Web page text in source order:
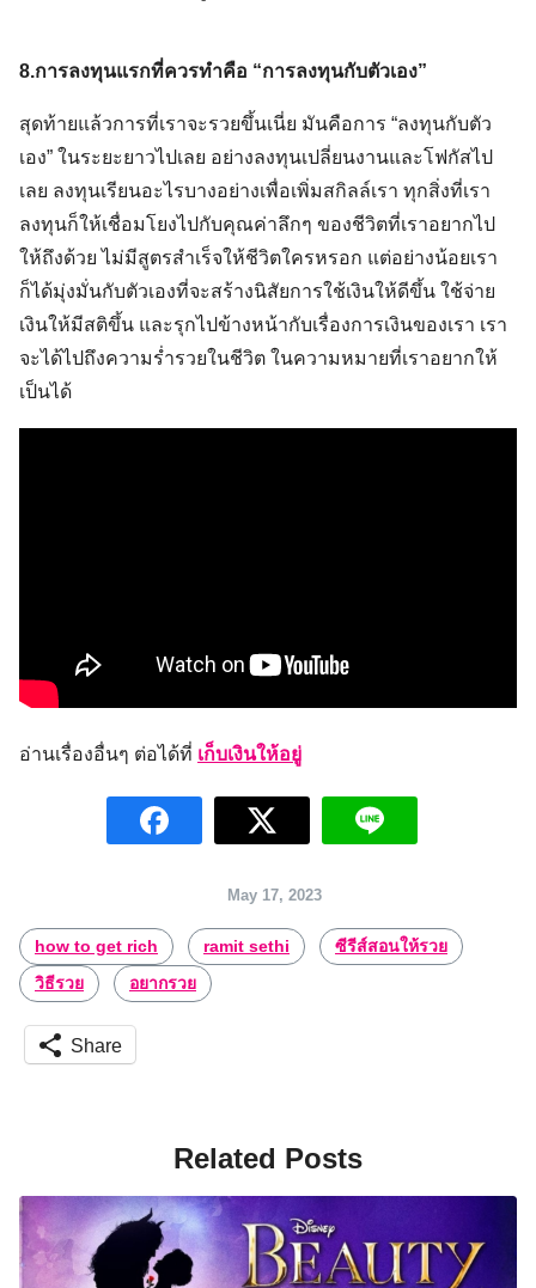
8.การลงทุนแรกที่ควรทำคือ “การลงทุนกับตัวเอง”
สุดท้ายแล้วการที่เราจะรวยขึ้นเนี่ย มันคือการ “ลงทุนกับตัว
เอง” ในระยะยาวไปเลย อย่างลงทุนเปลี่ยนงานและโฟกัสไป
เลย ลงทุนเรียนอะไรบางอย่างเพื่อเพิ่มสกิลล์เรา ทุกสิ่งที่เรา
ลงทุนก็ให้เชื่อมโยงไปกับคุณค่าลึกๆ ของชีวิตที่เราอยากไป
ให้ถึงด้วย ไม่มีสูตรสำเร็จให้ชีวิตใครหรอก แต่อย่างน้อยเรา
ก็ได้มุ่งมั่นกับตัวเองที่จะสร้างนิสัยการใช้เงินให้ดีขึ้น ใช้จ่าย
เงินให้มีสติขึ้น และรุกไปข้างหน้ากับเรื่องการเงินของเรา เรา
จะได้ไปถึงความร่ำรวยในชีวิต ในความหมายที่เราอยากให้
เป็นได้
อ่านเรื่องอื่นๆ ต่อได้ที่ เก็บเงินให้อยู่
May 17, 2023
how to get rich ramit sethi
ซีรีส์สอนให้รวย
วิธีรวย
อยากรวย
Share
Related Posts